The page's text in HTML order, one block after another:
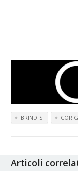
BRINDISI
Articoli